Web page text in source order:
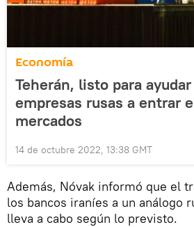
Economía
Teherán, listo para
empresas rusas a entrar
mercados
14 de octubre 2022, 13:38 GMT
Además, Nóvak informó que el
los bancos iraníes a un análogo
lleva a cabo según lo previsto.